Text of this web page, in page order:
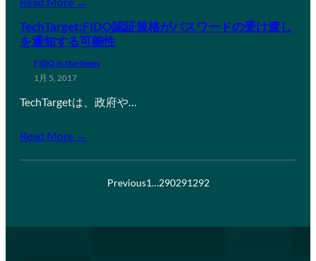
TechTarget:FIDO認証規格がパスワードの受け渡し
を通知する可能性
FIDO in the News
1月 5, 2017
TechTargetは、政府や…
Read More →
Previous1…290291292